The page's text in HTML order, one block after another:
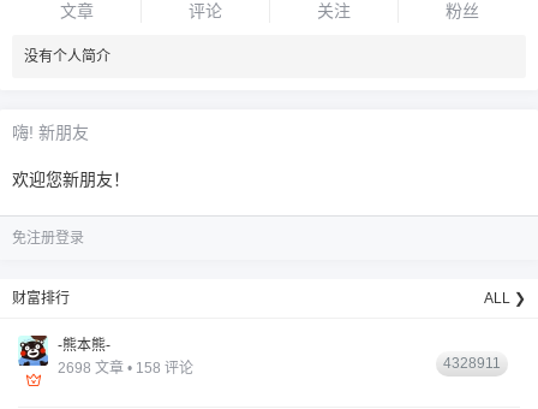
文章 评论 关注 粉丝
没有个人简介
嗨! 新朋友
欢迎您新朋友！
免注册登录
财富排行 ALL ❯
-熊本熊-
2698 文章 • 158 评论
4328911